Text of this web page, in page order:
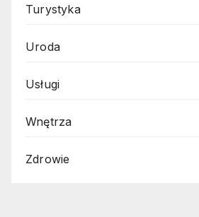
Turystyka
Uroda
Usługi
Wnętrza
Zdrowie